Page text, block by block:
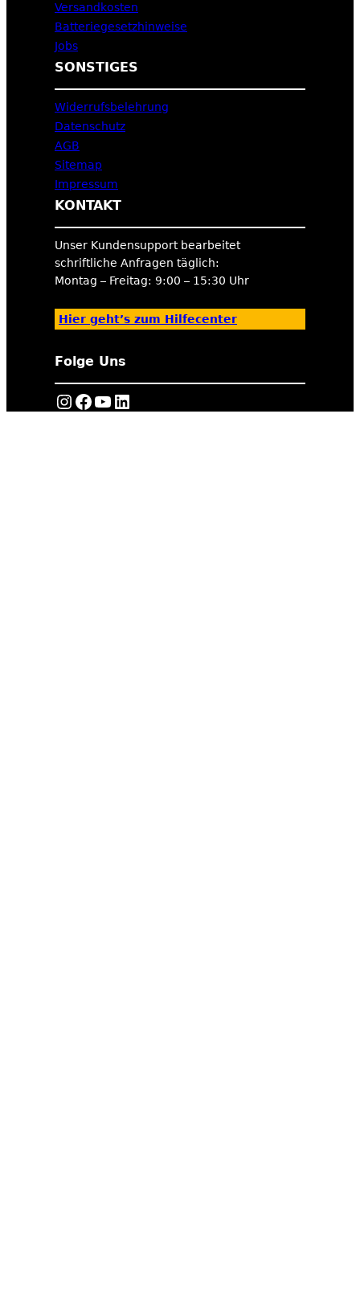
Versandkosten
Batteriegesetzhinweise
Jobs
SONSTIGES
Widerrufsbelehrung
Datenschutz
AGB
Sitemap
Impressum
KONTAKT
Unser Kundensupport bearbeitet
schriftliche Anfragen täglich:
Montag – Freitag: 9:00 – 15:30 Uhr
Hier geht’s zum Hilfecenter
Folge Uns
https://www.instagram.com/tigerexped/ Facebook YouTube LinkedIn